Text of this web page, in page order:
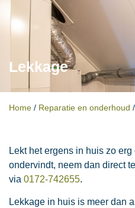
Lekkage
Home / Reparatie en onderhoud /
Lekt het ergens in huis zo
ondervindt, neem dan direct
via 0172-742655.
Lekkage in huis is meer dan